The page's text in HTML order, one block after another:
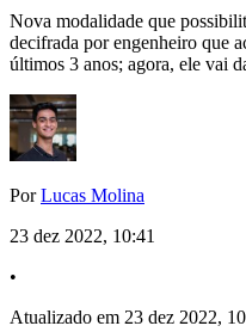
Nova modalidade que
decifrada por engenheiro que
últimos 3 anos; agora, ele vai
PorLucas Molina
23 dez 2022, 10:41
•
Atualizado em 23 dez 2022,